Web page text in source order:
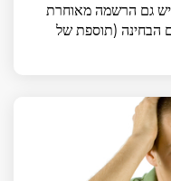
אבל יש גם הרשמה מאוחרת
ביום הבחינה (תוספת של